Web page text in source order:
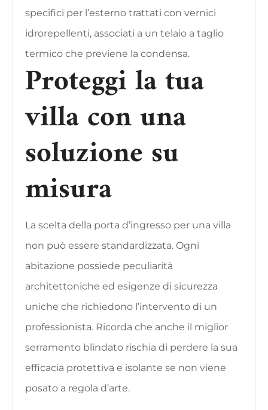
specifici per l’esterno trattati con vernici
idrorepellenti, associati a un telaio a taglio
termico che previene la condensa.
Proteggi la tua
villa con una
soluzione su
misura
La scelta della porta d’ingresso per una villa
non può essere standardizzata. Ogni
abitazione possiede peculiarità
architettoniche ed esigenze di sicurezza
uniche che richiedono l’intervento di un
professionista. Ricorda che anche il miglior
serramento blindato rischia di perdere la sua
efficacia protettiva e isolante se non viene
posato a regola d’arte.